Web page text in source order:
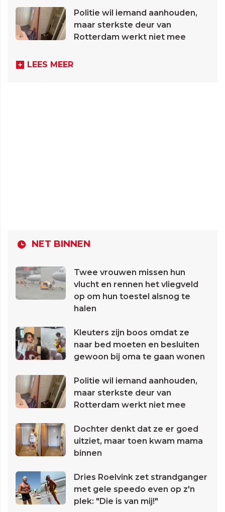
Politie wil iemand aanhouden,
maar sterkste deur van
Rotterdam werkt niet mee
LEES MEER
NET BINNEN
Twee vrouwen missen hun
vlucht en rennen het vliegveld
op om hun toestel alsnog te
halen
Kleuters zijn boos omdat ze
naar bed moeten en besluiten
gewoon bij oma te gaan wonen
Politie wil iemand aanhouden,
maar sterkste deur van
Rotterdam werkt niet mee
Dochter denkt dat ze er goed
uitziet, maar toen kwam mama
binnen
Dries Roelvink zet strandganger
met gele speedo even op z'n
plek: "Die is van mij!"